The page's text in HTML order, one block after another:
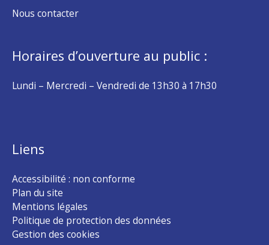
Nous contacter
Horaires d’ouverture au public :
Lundi – Mercredi – Vendredi de 13h30 à 17h30
Liens
Accessibilité : non conforme
Plan du site
Mentions légales
Politique de protection des données
Gestion des cookies